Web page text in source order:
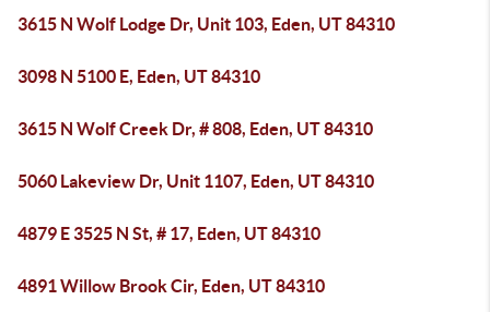
3615 N Wolf Lodge Dr, Unit 103, Eden, UT 84310
3098 N 5100 E, Eden, UT 84310
3615 N Wolf Creek Dr, # 808, Eden, UT 84310
5060 Lakeview Dr, Unit 1107, Eden, UT 84310
4879 E 3525 N St, # 17, Eden, UT 84310
4891 Willow Brook Cir, Eden, UT 84310